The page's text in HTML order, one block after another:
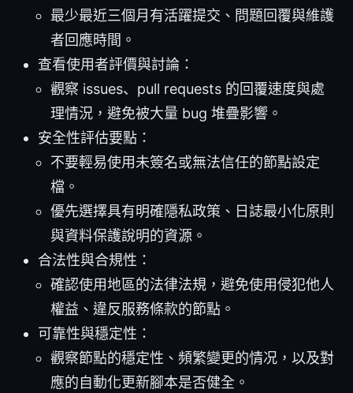
最少最近三個月有活躍提交、問題回覆與維護
者回應時間。
查看使用者評價與討論：
觀察 issues、pull requests 的回覆速度與處
理情況，避免被大量 bug 堆疊影響。
安全性評估要點：
不要輕易使用未簽名或無法信任的節點設定
檔。
優先選擇具有明確隱私政策、日誌最小化原則
與資料保護說明的資源。
合法性與合規性：
確認使用地區的法律法規，避免使用侵犯他人
權益、違反服務條款的節點。
可靠性與穩定性：
觀察節點的穩定性、頻繁變更的情况，以及對
應的自動化更新腳本是否健全。